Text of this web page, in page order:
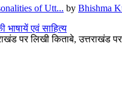
of Utt... by Bhishma
एवं साहित्य
पर लिखी किताबे, उत्तराखंड